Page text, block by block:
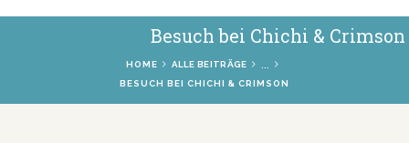
Besuch bei Chichi & Crimson
HOME ALLE BEITRÄGE
BESUCH BEI CHICHI & CRIMSON
SHOP